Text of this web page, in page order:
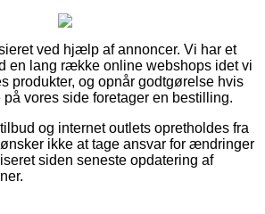
ved hjælp af annoncer. Vi har et
en lang række online webshops idet vi
produkter, og opnår godtgørelse hvis
vores side foretager en bestilling.
og internet outlets opretholdes fra
ikke at tage ansvar for ændringer
siden seneste opdatering af